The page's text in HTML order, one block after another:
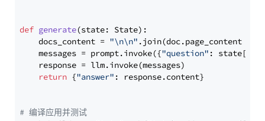
def generate(state: State):
    docs_content =
"\n\n" .join(doc.page_content
    messages = prompt.invoke({
"question" : state[
    response = llm.invoke(messages)
return {"answer" : response.content}
# 编译应用并测试